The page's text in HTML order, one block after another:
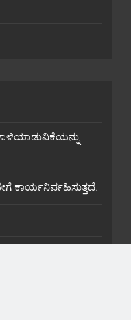
ಕಾರ್ಯನಿರ್ವಹಿಸುತ್ತದೆ.